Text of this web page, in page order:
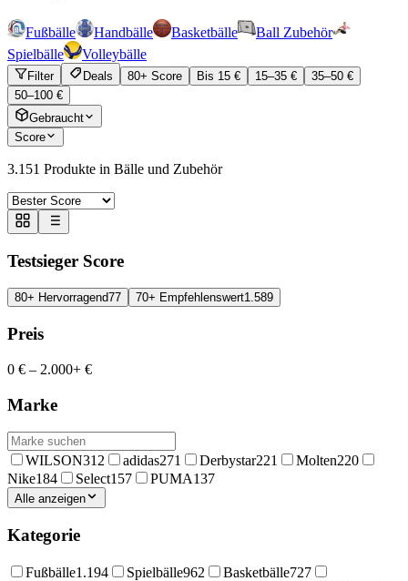
Fußbälle Handbälle Basketbälle
Ball Zubehör
Spielbälle
Volleybälle
Filter Deals 80+ Score Bis 15 € 15–35 €
35–50 €
50–100 €
Gebraucht
Score
3.151 Produkte in Bälle und Zubehör
Testsieger Score
80+ Hervorragend77 70+ Empfehlenswert1.589
Preis
0 € – 2.000+ €
Marke
WILSON312 adidas271 Derbystar221 Molten220
Nike184 Select157 PUMA137
Alle anzeigen
Kategorie
Fußbälle1.194 Spielbälle962 Basketbälle727